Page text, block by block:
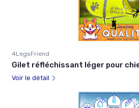
4LegsFriend
Gilet réfléchissant léger pour
Voir le détail